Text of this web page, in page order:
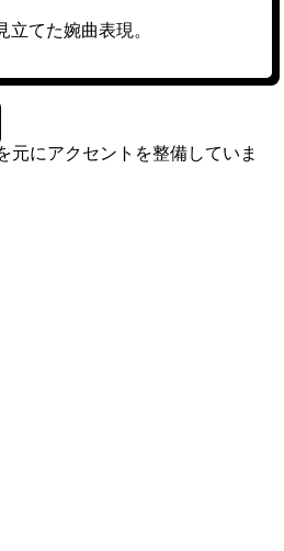
立てた婉曲表現。
元にアクセントを整備していま